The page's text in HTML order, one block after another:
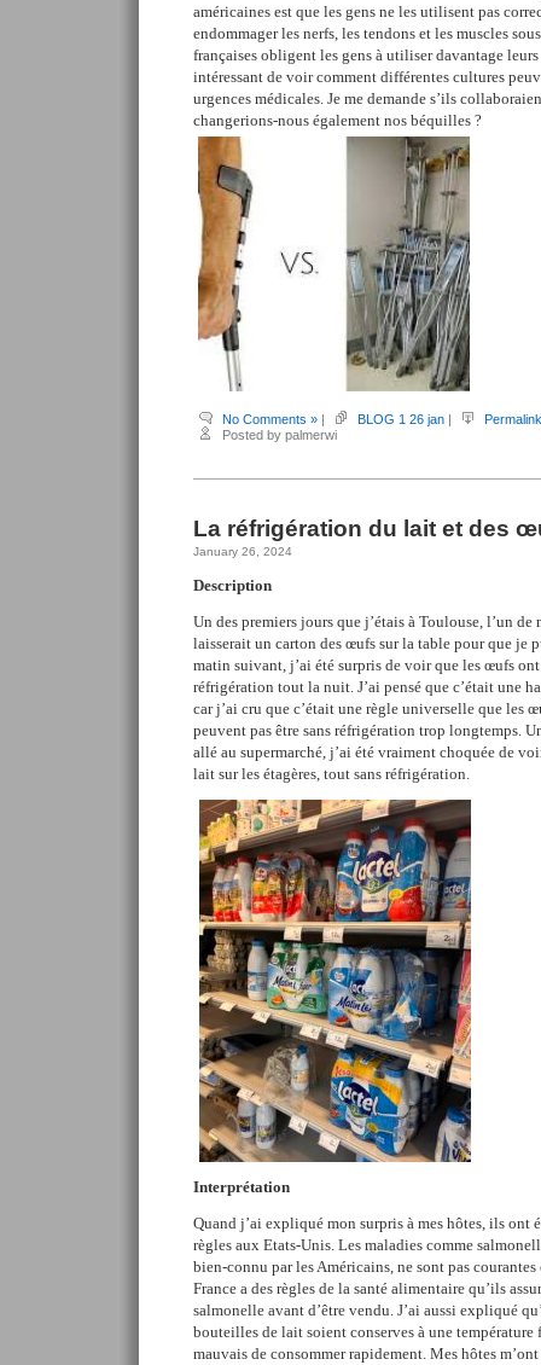
américaines est que les gens ne les utilisent pas
endommager les nerfs, les tendons et les muscles
françaises obligent les gens à utiliser davantage
intéressant de voir comment différentes cultures
urgences médicales. Je me demande s’ils
changerions-nous également nos béquilles ?
No Comments » | BLOG 1 26 jan |
Permalink
Posted by palmerwi
La réfrigération du lait et des
January 26, 2024
Description
Un des premiers jours que j’étais à Toulouse, l’un de
laisserait un carton des œufs sur la table pour que je
matin suivant, j’ai été surpris de voir que les œufs
réfrigération tout la nuit. J’ai pensé que c’était une
car j’ai cru que c’était une règle universelle que les
peuvent pas être sans réfrigération trop longtemps.
allé au supermarché, j’ai été vraiment choquée de
lait sur les étagères, tout sans réfrigération.
Interprétation
Quand j’ai expliqué mon surpris à mes hôtes, ils ont
règles aux Etats-Unis. Les maladies comme
bien-connu par les Américains, ne sont pas
France a des règles de la santé alimentaire qu’ils
salmonelle avant d’être vendu. J’ai aussi expliqué
bouteilles de lait soient conserves à une
mauvais de consommer rapidement. Mes hôtes